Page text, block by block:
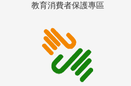
教育消費者保護專區